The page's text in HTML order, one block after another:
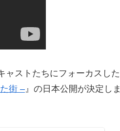
ストたちにフォーカスした
街 – 』の日本公開が決定しま